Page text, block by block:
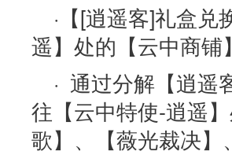
·【[逍遥客]礼盒
遥】处的【云中商
· 通过分解【逍遥
往【云中特使-逍遥
歌】、【薇光裁决